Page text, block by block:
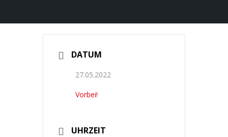
DATUM
27.05.2022
Vorbei!
UHRZEIT